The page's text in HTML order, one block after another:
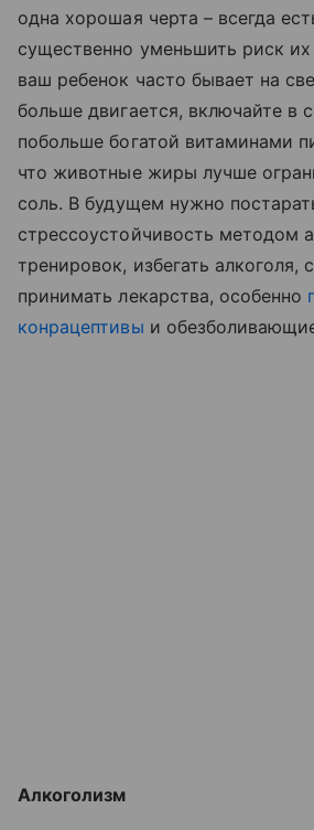
одна хорошая черта – всегда
существенно уменьшить риск
ваш ребенок часто бывает на
больше двигается, включайте в
побольше богатой витаминами
что животные жиры лучше
соль. В будущем нужно
стрессоустойчивость методом
тренировок, избегать
принимать лекарства, особенно
конрацептивы и
Алкоголизм